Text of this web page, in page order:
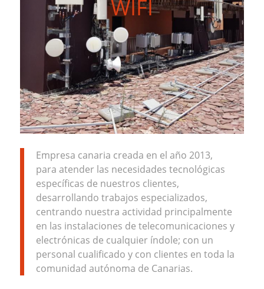
WIFI
Empresa canaria creada en el año 2013,
para atender las necesidades tecnológicas
específicas de nuestros clientes,
desarrollando trabajos especializados,
centrando nuestra actividad principalmente
en las instalaciones de telecomunicaciones y
electrónicas de cualquier índole; con un
personal cualificado y con clientes en toda la
comunidad autónoma de Canarias.